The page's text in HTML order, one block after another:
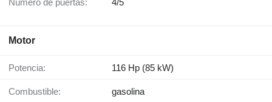
Número de puertas: 4/5
Motor
Potencia: 116 Hp (85 kW)
Combustible: gasolina